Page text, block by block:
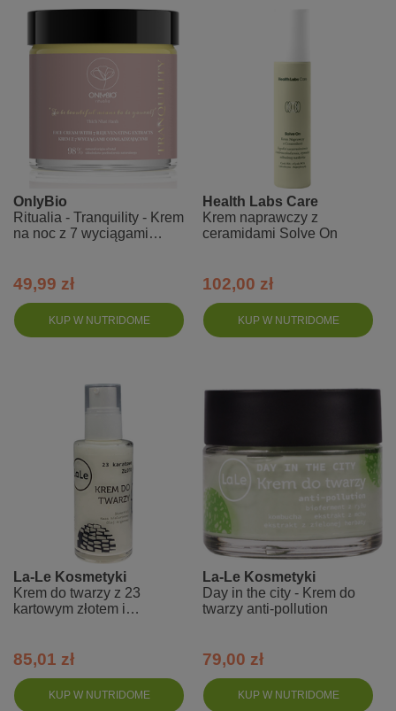
KUP W NUTRIDOME
OnlyBio
Ritualia - Tranquility - Krem
na noc z 7 wyciągami
49,99 zł
KUP W NUTRIDOME
Health Labs Care
Krem naprawczy z
ceramidami Solve On
102,00 zł
KUP W NUTRIDOME
La-Le Kosmetyki
Krem do twarzy z 23
kartowym złotem i
85,01 zł
KUP W NUTRIDOME
La-Le Kosmetyki
Day in the city - Krem do
twarzy anti-pollution
79,00 zł